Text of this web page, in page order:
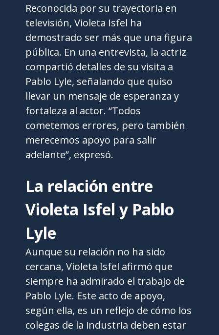
Reconocida por su trayectoria en
televisión, Violeta Isfel ha
demostrado ser más que una figura
pública. En una entrevista, la actriz
compartió detalles de su visita a
Pablo Lyle, señalando que quiso
llevar un mensaje de esperanza y
fortaleza al actor. “Todos
cometemos errores, pero también
merecemos apoyo para salir
adelante”, expresó.
La relación entre
Violeta Isfel y Pablo
Lyle
Aunque su relación no ha sido
cercana, Violeta Isfel afirmó que
siempre ha admirado el trabajo de
Pablo Lyle. Este acto de apoyo,
según ella, es un reflejo de cómo los
colegas de la industria deben estar